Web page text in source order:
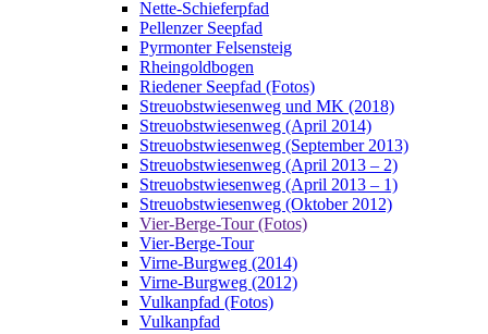
Nette-Schieferpfad
Pellenzer Seepfad
Pyrmonter Felsensteig
Rheingoldbogen
Riedener Seepfad (Fotos)
Streuobstwiesenweg und MK (2018)
Streuobstwiesenweg (April 2014)
Streuobstwiesenweg (September 2013)
Streuobstwiesenweg (April 2013 – 2)
Streuobstwiesenweg (April 2013 – 1)
Streuobstwiesenweg (Oktober 2012)
Vier-Berge-Tour (Fotos)
Vier-Berge-Tour
Virne-Burgweg (2014)
Virne-Burgweg (2012)
Vulkanpfad (Fotos)
Vulkanpfad